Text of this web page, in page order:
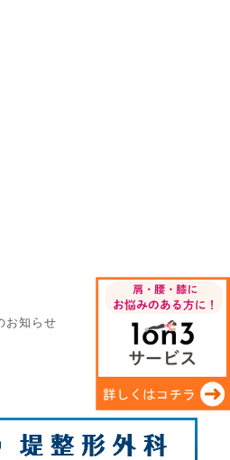
お知らせ